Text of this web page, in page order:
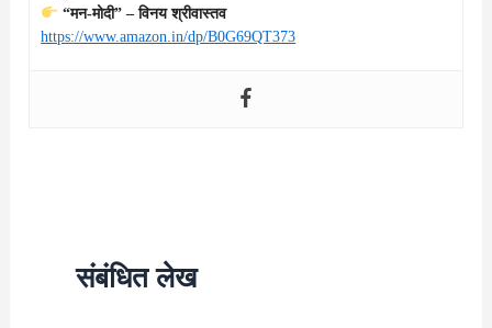
“मन-मोदी” – विनय श्रीवास्तव
https://www.amazon.in/dp/B0G69QT373
संबंधित लेख